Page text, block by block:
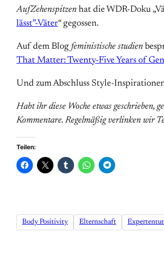
AufZehenspitzen hat die WDR-Doku
lässt”-Väter“ gegossen.
Auf dem Blog feministische studien
That Matter: Twenty-Five Years of
Und zum Abschluss Style-
Habt ihr diese Woche etwas geschrieben,
Kommentare. Regelmäßig verlinken wir
Teilen:
Body Positivity Elternschaft